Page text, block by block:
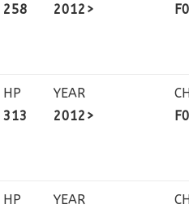
258
2012>
HP
313
YEAR
2012>
HP
YEAR